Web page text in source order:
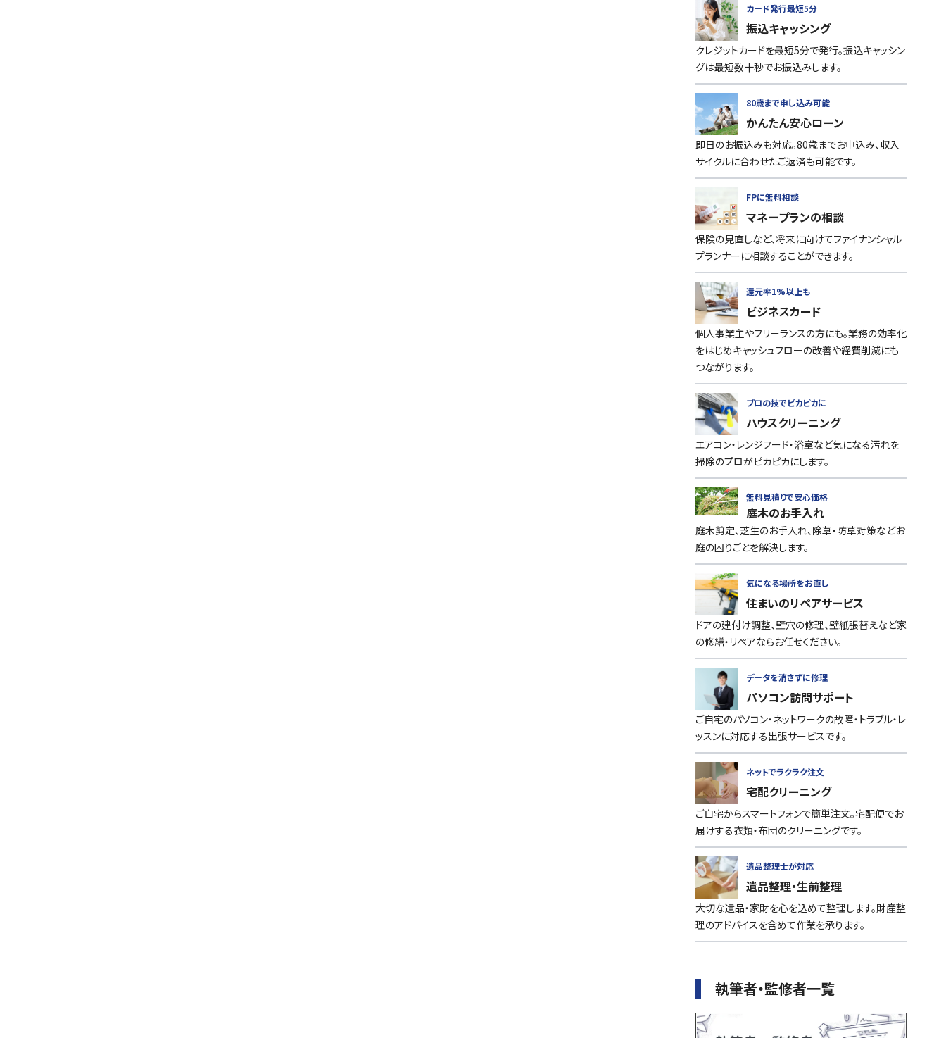
クレジットカードを最短5分で発行。振込キャッシン
グは最短数十秒でお振込みします。
カード発行最短5分
振込キャッシング
即日のお振込みも対応。80歳までお申込み、収入
サイクルに合わせたご返済も可能です。
80歳まで申し込み可能
かんたん安心ローン
保険の見直しなど、将来に向けてファイナンシャル
プランナーに相談することができます。
FPに無料相談
マネープランの相談
個人事業主やフリーランスの方にも。業務の効率化
をはじめキャッシュフローの改善や経費削減にも
つながります。
還元率1%以上も
ビジネスカード
エアコン・レンジフード・浴室など気になる汚れを
掃除のプロがピカピカにします。
プロの技でピカピカに
ハウスクリーニング
庭木剪定、芝生のお手入れ、除草・防草対策などお
庭の困りごとを解決します。
無料見積りで安心価格
庭木のお手入れ
ドアの建付け調整、壁穴の修理、壁紙張替えなど家
の修繕・リペアならお任せください。
気になる場所をお直し
住まいのリペアサービス
ご自宅のパソコン・ネットワークの故障・トラブル・レ
ッスンに対応する出張サービスです。
データを消さずに修理
パソコン訪問サポート
ご自宅からスマートフォンで簡単注文。宅配便でお
届けする衣類・布団のクリーニングです。
ネットでラクラク注文
宅配クリーニング
大切な遺品・家財を心を込めて整理します。財産整
理のアドバイスを含めて作業を承ります。
遺品整理士が対応
遺品整理・生前整理
執筆者・監修者一覧